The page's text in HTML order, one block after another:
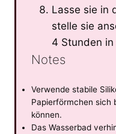
Lasse sie in
stelle sie
4 Stunden
Notes
Verwende stabile
Papierförmchen sich
können.
Das Wasserbad